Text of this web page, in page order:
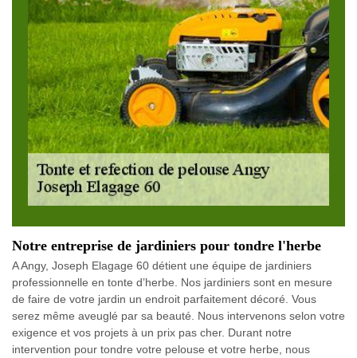
Notre entreprise de jardiniers pour tondre l'herbe
A Angy, Joseph Elagage 60 détient une équipe de jardiniers
professionnelle en tonte d’herbe. Nos jardiniers sont en mesure
de faire de votre jardin un endroit parfaitement décoré. Vous
serez même aveuglé par sa beauté. Nous intervenons selon votre
exigence et vos projets à un prix pas cher. Durant notre
intervention pour tondre votre pelouse et votre herbe, nous